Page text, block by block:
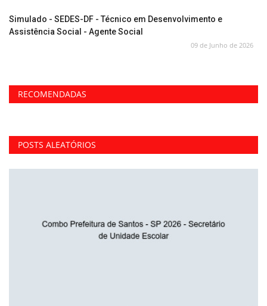
Simulado - SEDES-DF - Técnico em Desenvolvimento e
Assistência Social - Agente Social
09 de Junho de 2026
RECOMENDADAS
POSTS ALEATÓRIOS